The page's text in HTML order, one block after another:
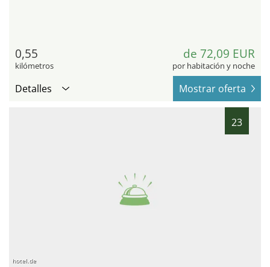
0,55
kilómetros
de 72,09 EUR
por habitación y noche
Detalles Mostrar oferta
23
hotel.de